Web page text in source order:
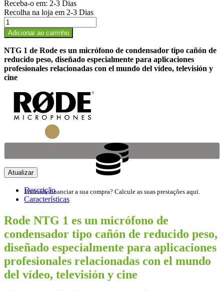
Receba-o em: 2-3 Dias
Recolha na loja em 2-3 Dias
Adicionar ao carrinho
NTG 1 de Rode es un micrófono de condensador tipo cañón de
reducido peso, diseñado especialmente para aplicaciones
profesionales relacionadas con el mundo del vídeo, televisión y
cine
Pretende financiar a sua compra? Calcule as suas prestações aqui.
Descrição
Características
Rode NTG 1 es un micrófono de
condensador tipo cañón de reducido peso,
diseñado especialmente para aplicaciones
profesionales relacionadas con el mundo
del vídeo, televisión y cine